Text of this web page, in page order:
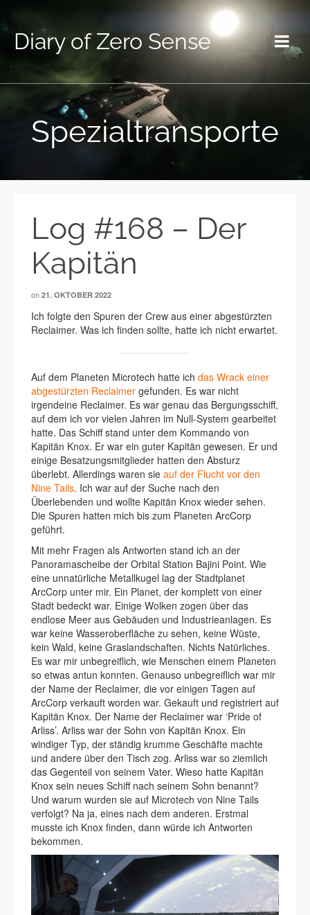
Diary of Zero Sense
Spezialtransporte
Log #168 – Der
Kapitän
on 21. OKTOBER 2022
Ich folgte den Spuren der Crew aus einer abgestürzten
Reclaimer. Was ich finden sollte, hatte ich nicht erwartet.
Auf dem Planeten Microtech hatte ich das Wrack einer
abgestürzten Reclaimer gefunden. Es war nicht
irgendeine Reclaimer. Es war genau das Bergungsschiff,
auf dem ich vor vielen Jahren im Null-System gearbeitet
hatte. Das Schiff stand unter dem Kommando von
Kapitän Knox. Er war ein guter Kapitän gewesen. Er und
einige Besatzungsmitglieder hatten den Absturz
überlebt. Allerdings waren sie auf der Flucht vor den
Nine Tails. Ich war auf der Suche nach den
Überlebenden und wollte Kapitän Knox wieder sehen.
Die Spuren hatten mich bis zum Planeten ArcCorp
geführt.
Mit mehr Fragen als Antworten stand ich an der
Panoramascheibe der Orbital Station Bajini Point. Wie
eine unnatürliche Metallkugel lag der Stadtplanet
ArcCorp unter mir. Ein Planet, der komplett von einer
Stadt bedeckt war. Einige Wolken zogen über das
endlose Meer aus Gebäuden und Industrieanlagen. Es
war keine Wasseroberfläche zu sehen, keine Wüste,
kein Wald, keine Graslandschaften. Nichts Natürliches.
Es war mir unbegreiflich, wie Menschen einem Planeten
so etwas antun konnten. Genauso unbegreiflich war mir
der Name der Reclaimer, die vor einigen Tagen auf
ArcCorp verkauft worden war. Gekauft und registriert auf
Kapitän Knox. Der Name der Reclaimer war ‘Pride of
Arliss’. Arliss war der Sohn von Kapitän Knox. Ein
windiger Typ, der ständig krumme Geschäfte machte
und andere über den Tisch zog. Arliss war so ziemlich
das Gegenteil von seinem Vater. Wieso hatte Kapitän
Knox sein neues Schiff nach seinem Sohn benannt?
Und warum wurden sie auf Microtech von Nine Tails
verfolgt? Na ja, eines nach dem anderen. Erstmal
musste ich Knox finden, dann würde ich Antworten
bekommen.